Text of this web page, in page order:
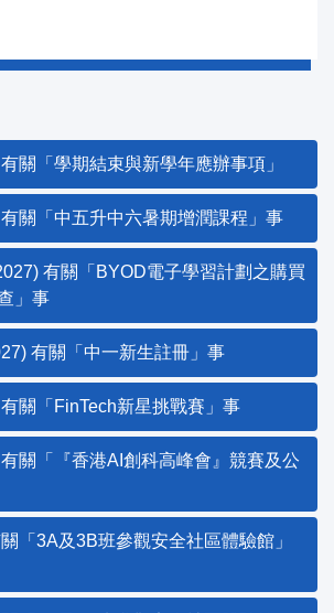
關「學期結束與新學年應辦事項」
關「中五升中六暑期增潤課程」事
有關「BYOD電子學習計劃之購買
」事
有關「中一新生註冊」事
關「FinTech新星挑戰賽」事
關「『香港AI創科高峰會』競賽及公
「3A及3B班參觀安全社區體驗館」